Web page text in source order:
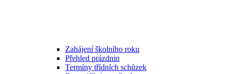
Zahájení školního roku
Přehled prázdnin
Termíny třídních schůzek